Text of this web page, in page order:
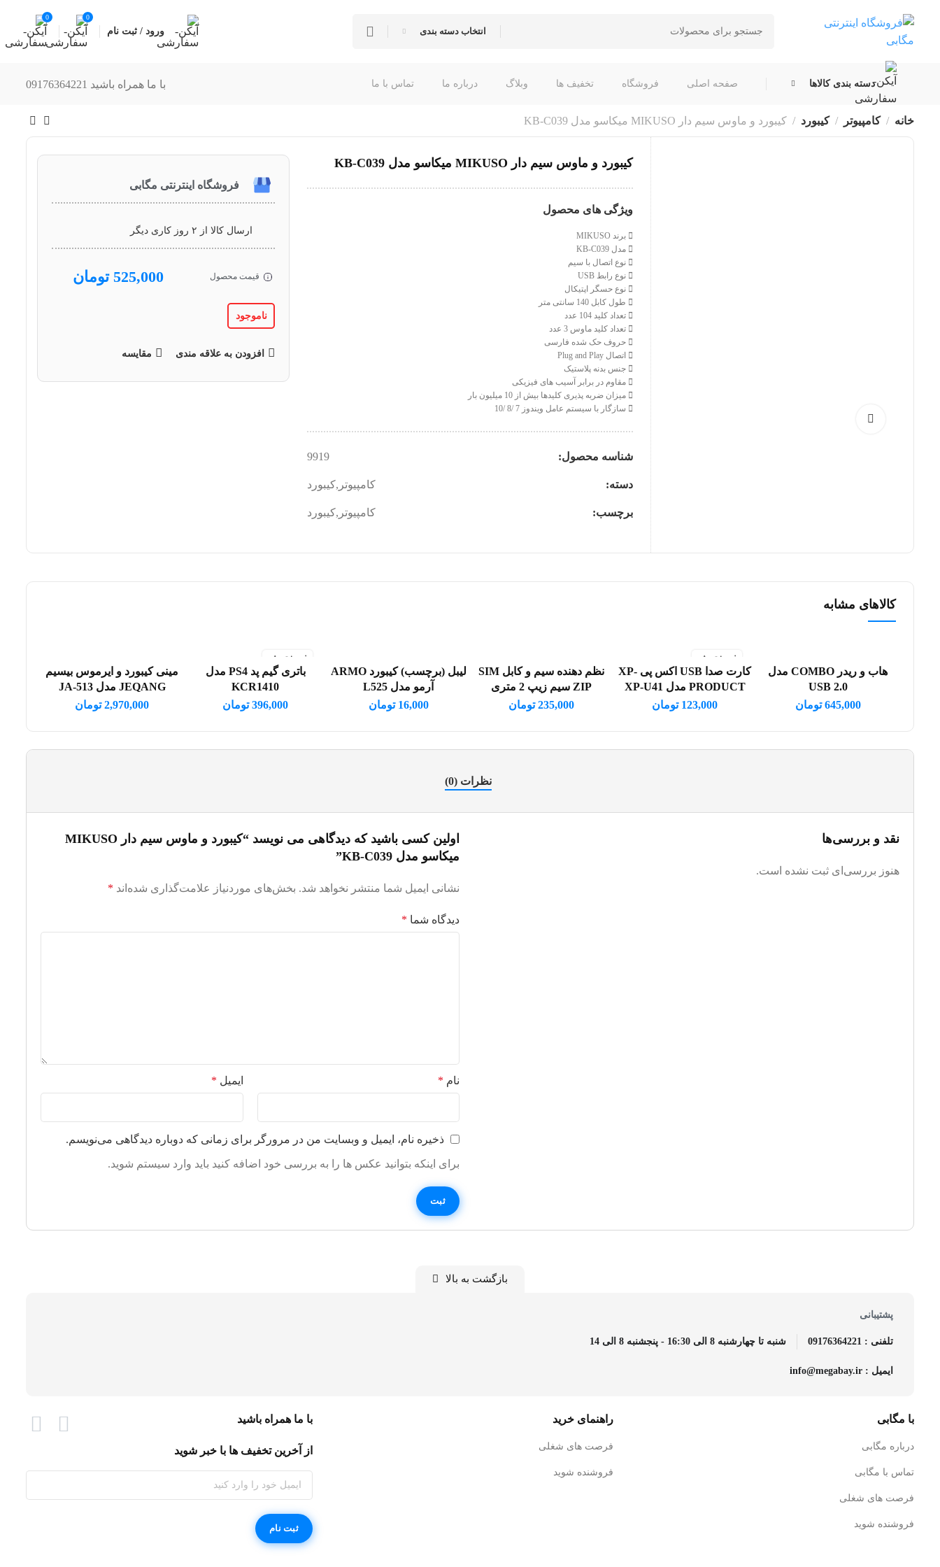
انتخاب دسته بندی ورود / ثبت نام
0
0
دسته بندی کالاها صفحه اصلی فروشگاه تخفیف ها وبلاگ درباره ما تماس با ما با ما همراه باشید 09176364221
خانه کامپیوتر کیبورد کیبورد و ماوس سیم دار MIKUSO میکاسو مدل KB-C039
کیبورد و ماوس سیم دار MIKUSO میکاسو مدل KB-C039
ویژگی های محصول
برند MIKUSO
مدل KB-C039
نوع اتصال با سیم
نوع رابط USB
نوع حسگر اپتيکال
طول کابل 140 سانتی متر
تعداد کلید 104 عدد
تعداد کلید ماوس 3 عدد
حروف حک شده فارسی
اتصال Plug and Play
جنس بدنه پلاستیک
مقاوم در برابر آسیب های فیزیکی
میزان ضربه پذیری کلیدها بیش از 10 میلیون بار
سازگار با سیستم عامل ویندوز 7 /8 /10
شناسه محصول: 9919
دسته: کامپیوتر ,کیبورد
برچسب: کامپیوتر ,کیبورد
فروشگاه اینترنتی مگابی
ارسال کالا از ۲ روز کاری دیگر
قیمت محصول 525,000 تومان
ناموجود
افزودن به علاقه مندی مقایسه
کالاهای مشابه
افزودن به سبد خریدهاب و ریدر COMBO مدل
USB 2.0
645,000 تومان
فروخته شد
اطلاعات بیشتر
کارت صدا USB اکس پی XP-
PRODUCT مدل XP-U41
123,000 تومان
افزودن به سبد خرید نظم دهنده سیم و کابل SIM
ZIP سیم زیپ 2 متری
235,000 تومان
افزودن به سبد خریدلیبل (برچسب) کیبورد ARMO
آرمو مدل L525
16,000 تومان
فروخته شد
اطلاعات بیشتر باتری گیم پد PS4 مدل
KCR1410
396,000 تومان
افزودن به سبد خرید
مینی کیبورد و ایرموس بیسیم
JEQANG مدل JA-513
2,970,000 تومان
نظرات (0)
نقد و بررسی‌ها
هنوز بررسی‌ای ثبت نشده است.
اولین کسی باشید که دیدگاهی می نویسد “کیبورد و ماوس سیم دار MIKUSO
میکاسو مدل KB-C039”
نشانی ایمیل شما منتشر نخواهد شد. بخش‌های موردنیاز علامت‌گذاری شده‌اند *
دیدگاه شما *
نام * ایمیل *
ذخیره نام، ایمیل و وبسایت من در مرورگر برای زمانی که دوباره دیدگاهی می‌نویسم.
برای اینکه بتوانید عکس ها را به بررسی خود اضافه کنید باید وارد سیستم شوید.
بازگشت به بالا
پشتیبانی
تلفنی : 09176364221 شنبه تا چهارشنبه 8 الی 16:30 - پنجشنبه 8 الی 14
ایمیل : info@megabay.ir
با مگابی
درباره مگابی
تماس با مگابی
فرصت های شغلی
فروشنده شوید
راهنمای خرید
فرصت های شغلی
فروشنده شوید
با ما همراه باشید
از آخرین تخفیف ها با خبر شوید